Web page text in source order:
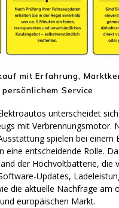
mit Erfahrung,
persönlichem Service
unterscheidet
mit Verbrennungsmotor.
spielen bei einem
eine entscheidende Rolle.
der Hochvoltbatterie, die
Updates,
die aktuelle Nachfrage am
und europäischen Markt.